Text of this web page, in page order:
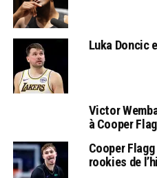
Luka Doncic
Victor
à Cooper
Cooper
rookies de